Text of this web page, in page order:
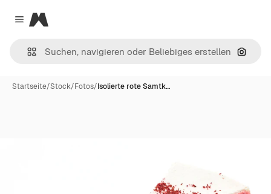
Close menu
Magnific
Nach
Startseite/Stock/Fotos/Isolierte rote Samtk…